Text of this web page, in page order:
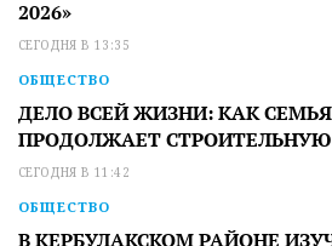
2026»
СЕГОДНЯ В 13:35
ОБЩЕСТВО
ДЕЛО ВСЕЙ ЖИЗНИ: КАК
ПРОДОЛЖАЕТ
СЕГОДНЯ В 11:42
ОБЩЕСТВО
В КЕРБУЛАКСКОМ РАЙОНЕ